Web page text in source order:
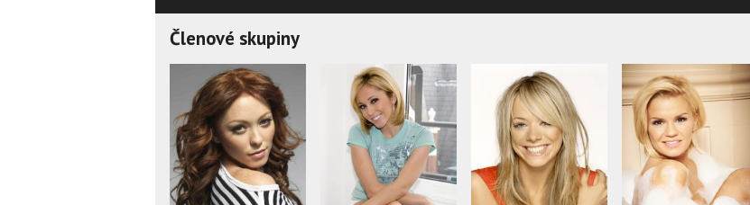
Členové skupiny